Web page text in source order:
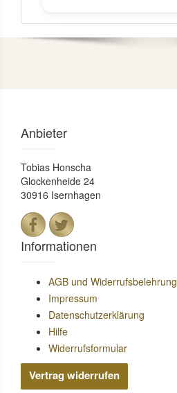
Anbieter
Tobias Honscha
Glockenheide 24
30916 Isernhagen
Informationen
AGB und Widerrufsbelehrung
Impressum
Datenschutzerklärung
Hilfe
Widerrufsformular
Vertrag widerrufen